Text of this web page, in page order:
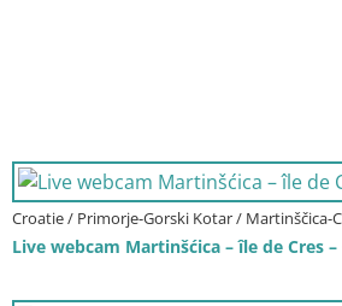
Croatie / Primorje-Gorski Kotar / Martinščica-
Live webcam Martinšćica – île de Cres